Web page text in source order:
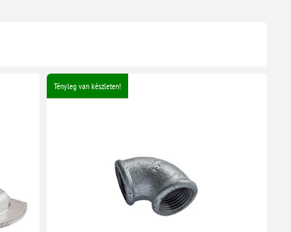
Tényleg van készleten!